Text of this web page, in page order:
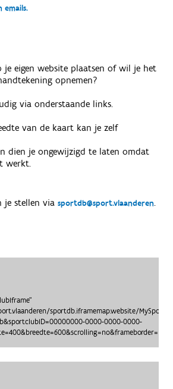
eigen website plaatsen of wil je het
opnemen?
via onderstaande links.
van de kaart kan je zelf
dien je ongewijzigd te laten omdat
werkt.
je stellen via sportdb@sport.vlaanderen.
sportdb.iframemap.website/
0000-0000-0000-